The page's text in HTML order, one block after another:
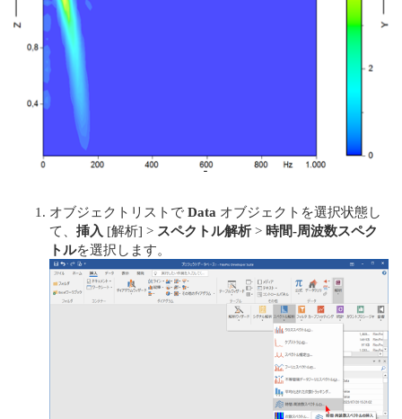
オブジェクトリストで Data オブジェクトを選択状態し
て、 挿入 [解析] > スペクトル解析 > 時間-周波数スペク
トルを選択します。